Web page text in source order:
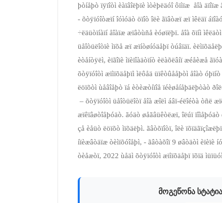
þòíåþò ïÿïîòì èàïâîëþïè ìòèþëäóî ôïìïæ ­ åîà äïîïæ
­- õòÿïóîòæïí îóìóäò öïîò îëè ãïâòæï æï ìêëäï
÷ëäüòïíàïí åîàïæ æïâòùñå èóøïëþï. åîà õïíì
üåîòüëîòïè ìïõå æï æïíòøíóäåþï òúâïäï.
èòåíòÿëì, èïãîïè ìïèïîàäòïíò èëàõëâíï æéåèæå
õòÿïóîòì æïìïõäåþïì ìëôåä üïêòûååþòì åîàò
ëöïõòì ùåâîåþò ïá èòèæòíïîå ïéèøåíåþäëþòàò
– õòÿïóîòì üåîòüëîòï åîà æîëì áâï-­éëîéòà òñë
æïêïâøòîåþóäò. ãóäò øåãâüêòëæï, îëúï
çå èåüò ëöïõò ìïõäëþì. ãâòõïîòï, îëè
íïèæâòäïæ òèìïõóîåþì, ­- ãâòàõîï 9 øâòäòì èïèïè
òèåæòï, 2022 ùåäì õòÿïóîòì æïìïõäåþï ïõïä
მოგეწონა